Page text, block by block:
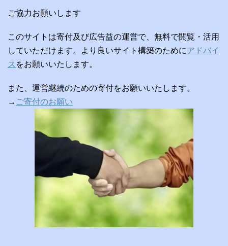
ご協力お願いします
このサイトは寄付及び広告益の運営で、無料で閲覧・活用
していただけます。より良いサイト構築のためにアドバイ
ス をお願いいたします。
また、運営継続のための寄付をお願いいたします。
→ ご寄付のお願い